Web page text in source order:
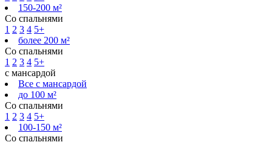
150-200 м²
Со спальнями
1 2 3 4 5+
более 200 м²
Со спальнями
1 2 3 4 5+
с мансардой
Все с мансардой
до 100 м²
Со спальнями
1 2 3 4 5+
100-150 м²
Со спальнями